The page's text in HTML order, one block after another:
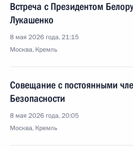
Встреча с Президентом
Лукашенко
8 мая 2026 года, 21:15
Москва, Кремль
Совещание с постоянными
Безопасности
8 мая 2026 года, 20:05
Москва, Кремль